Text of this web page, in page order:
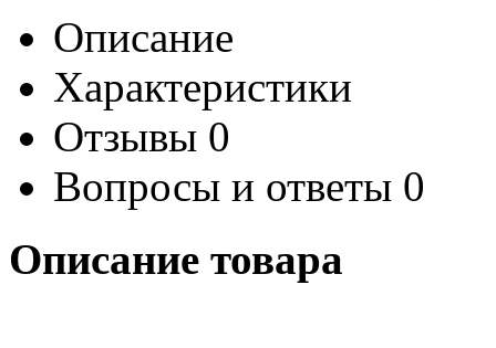
Описание
Характеристики
Отзывы 0
Вопросы и ответы 0
Описание товара